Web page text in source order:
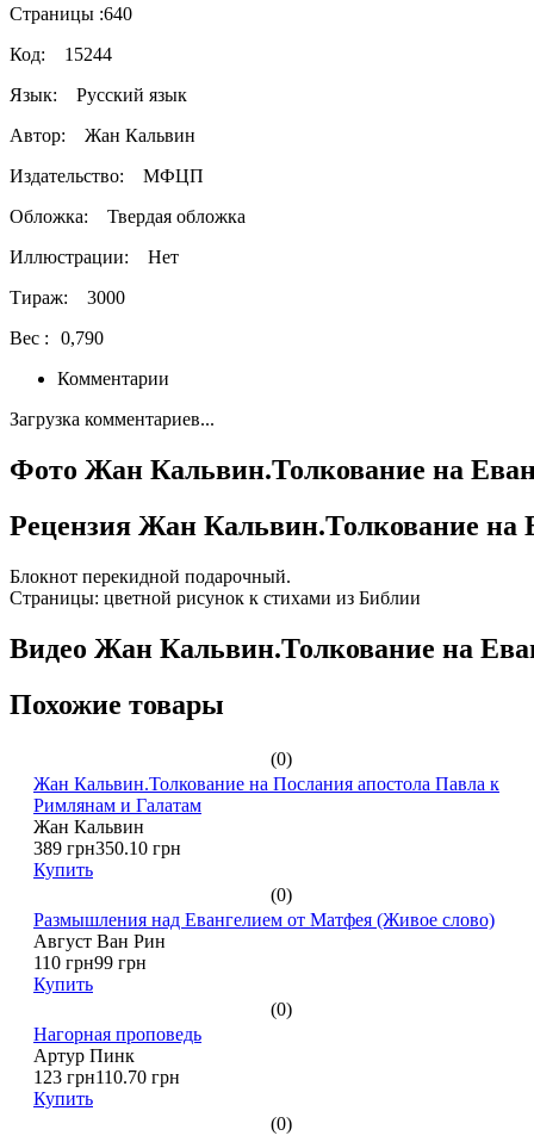
Страницы :640
Код: 15244
Язык: Русский язык
Автор:
Жан Кальвин
Издательство:
МФЦП
Обложка: Твердая обложка
Иллюстрации: Нет
Тираж: 3000
Вес :
0,790
Комментарии
Загрузка комментариев...
Фото Жан Кальвин.Толкование на
Рецензия Жан Кальвин.Толкование на
Блокнот перекидной подарочный.
Страницы: цветной рисунок к стихами из Библии
Видео Жан Кальвин.Толкование на
Похожие товары
(0)
Жан Кальвин.Толкование на Послания апостола Павла к
Римлянам и Галатам
Жан Кальвин
389 грн350.10 грн
Купить
(0)
Размышления над Евангелием от Матфея (Живое слово)
Август Ван Рин
110 грн99 грн
Купить
(0)
Нагорная проповедь
Артур Пинк
123 грн110.70 грн
Купить
(0)